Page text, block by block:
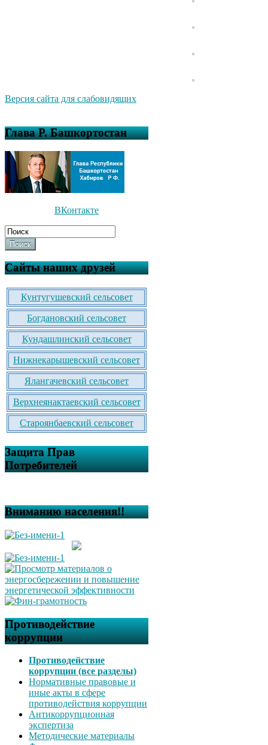
Версия сайта для слабовидящих
Глава Р. Башкортостан
ВКонтакте
Поиск
Сайты наших друзей
Кунтугушевский сельсовет
Богдановский сельсовет
Кундашлинский сельсовет
Нижнекарышевский сельсовет
Ялангачевский сельсовет
Верхнеянактаевский сельсовет
Староянбаевский сельсовет
Защита Прав
Потребителей
Вниманию населения!!
Противодействие
коррупции
Противодействие
коррупции (все разделы)
Нормативные правовые и
иные акты в сфере
противодействия коррупции
Антикоррупционная
экспертиза
Методические материалы